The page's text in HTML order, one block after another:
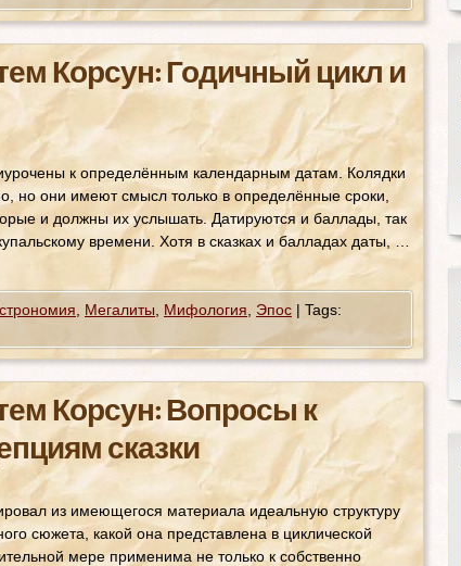
Корсун: Годичный цикл и
к определённым календарным датам. Колядки
но они имеют смысл только в определённые сроки,
и должны их услышать. Датируются и баллады, так
времени. Хотя в сказках и балладах даты, …
Мегалиты Мифология Эпос | Tags:
Корсун: Вопросы к
сказки
из имеющегося материала идеальную структуру
сюжета, какой она представлена в циклической
мере применима не только к собственно